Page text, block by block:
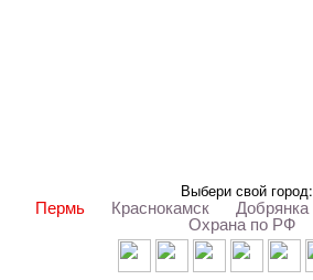
Выбери свой город:
Пермь Краснокамск Добрянка
Охрана по РФ